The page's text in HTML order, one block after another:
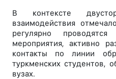
В контексте
взаимодействия
регулярно
мероприятия, активно
контакты по линии
туркменских студентов,
вузах.